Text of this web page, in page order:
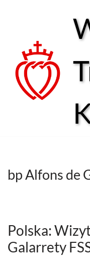
treści
bp Alfons de
Polska:
Galarrety